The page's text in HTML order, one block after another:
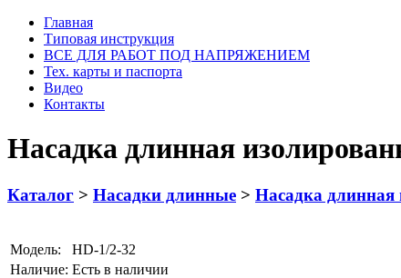
Главная
Типовая инструкция
ВСЕ ДЛЯ РАБОТ ПОД НАПРЯЖЕНИЕМ
Тех. карты и паспорта
Видео
Контакты
Насадка длинная
Каталог > Насадки длинные > Насадка длинная
Модель:
HD-1/2-32
Наличие: Есть в наличии